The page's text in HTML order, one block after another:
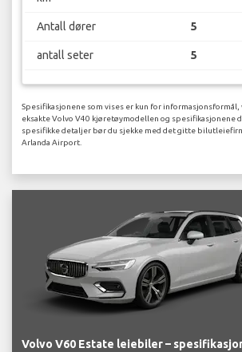
Antall dører 5
antall seter 5
Spesifikasjonene som vises er kun for informasjonsformål,
eksakte Volvo V40 kjøretøymodellen og spesifikasjonene
spesifikke detaljer bør du sjekke med det gitte
Arlanda Airport.
Volvo V60 Estate leiebiler –